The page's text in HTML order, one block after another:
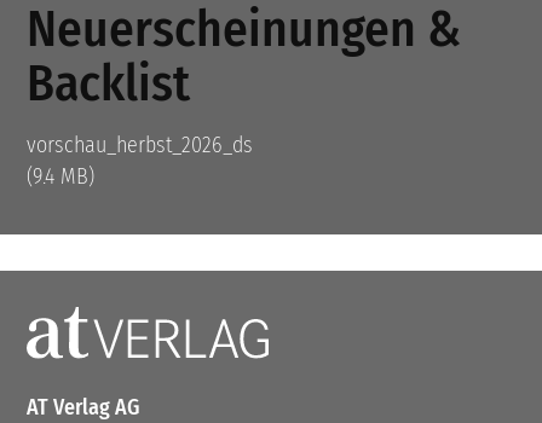
Neuerscheinungen &
Backlist
vorschau_herbst_2026_ds
(9.4 MB)
AT Verlag AG